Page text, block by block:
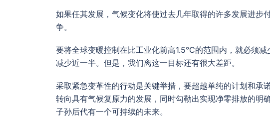
如果任其发展，气候变化将使过去几年取得的许多发展进步
争。
要将全球变暖控制在比工业化前高1.5°C的范围内，就必须
减少近一半。但是，我们离这一目标还有很大差距。
采取紧急变革性的行动是关键举措，要超越单纯的计划和承
转向具有气候复原力的发展，同时勾勒出实现净零排放的明
子孙后代有一个可持续的未来。